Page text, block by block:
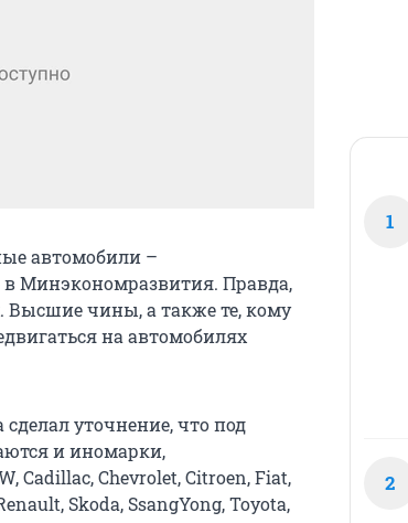
автомобили –
в Минэкономразвития. Правда,
Высшие чины, а также те, кому
на автомобилях
уточнение, что под
и иномарки,
Cadillac, Chevrolet, Citroen, Fiat,
Skoda, SsangYong, Toyota,
1
2